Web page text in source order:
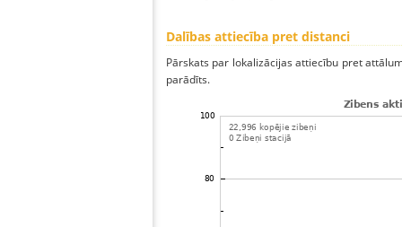
Dalības attiecība pret distanci
Pārskats par lokalizācijas attiecību pret
parādīts.